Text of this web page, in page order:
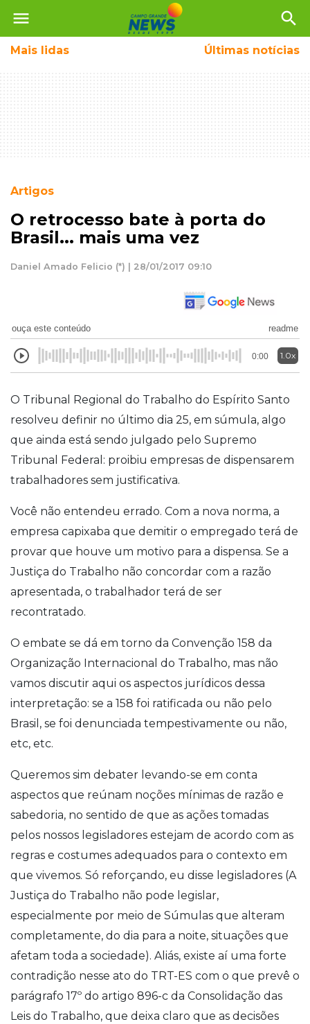
menu search
Mais lidas Últimas notícias
Artigos
O retrocesso bate à porta do
Brasil... mais uma vez
Daniel Amado Felicio (*) | 28/01/2017 09:10
ouça este conteúdo readme
0:00 1.0x
O Tribunal Regional do Trabalho do Espírito Santo
resolveu definir no último dia 25, em súmula, algo
que ainda está sendo julgado pelo Supremo
Tribunal Federal: proibiu empresas de dispensarem
trabalhadores sem justificativa.
Você não entendeu errado. Com a nova norma, a
empresa capixaba que demitir o empregado terá de
provar que houve um motivo para a dispensa. Se a
Justiça do Trabalho não concordar com a razão
apresentada, o trabalhador terá de ser
recontratado.
O embate se dá em torno da Convenção 158 da
Organização Internacional do Trabalho, mas não
vamos discutir aqui os aspectos jurídicos dessa
interpretação: se a 158 foi ratificada ou não pelo
Brasil, se foi denunciada tempestivamente ou não,
etc, etc.
Queremos sim debater levando-se em conta
aspectos que reúnam noções mínimas de razão e
sabedoria, no sentido de que as ações tomadas
pelos nossos legisladores estejam de acordo com as
regras e costumes adequados para o contexto em
que vivemos. Só reforçando, eu disse legisladores (A
Justiça do Trabalho não pode legislar,
especialmente por meio de Súmulas que alteram
completamente, do dia para a noite, situações que
afetam toda a sociedade). Aliás, existe aí uma forte
contradição nesse ato do TRT-ES com o que prevê o
parágrafo 17º do artigo 896-c da Consolidação das
Leis do Trabalho, que deixa claro que as decisões